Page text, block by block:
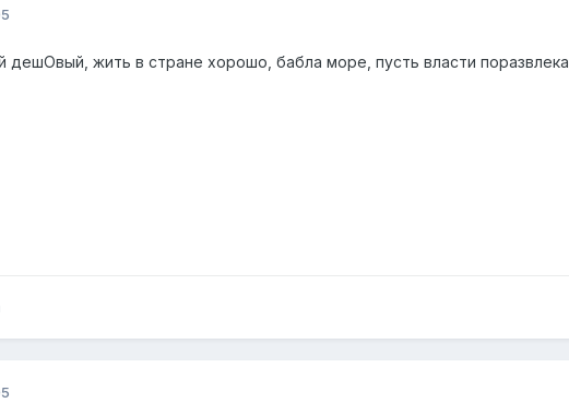
дешОвый, жить в стране хорошо, бабла море, пусть власти